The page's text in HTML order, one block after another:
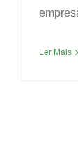
Ler Mais